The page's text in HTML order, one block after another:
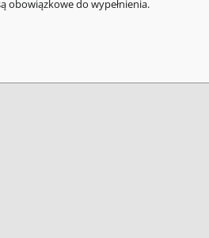
obowiązkowe do wypełnienia.